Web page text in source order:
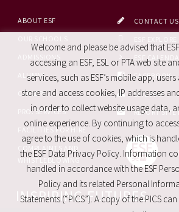
ABOUT ESF
ALUMNI
CAREERS
PRO. SERVICES
FACILITIES FOR HIRE
CONTACT US
ESF
FACEBOOK
SITE MAP
REPORT SITE
INSPIRING FUTURES
Welcome and please be advised that
accessing an ESF, ESL or PTA web site
services, such as ESF’s mobile app,
store and access cookies, IP addresses
in order to collect website usage data,
online experience. By continuing to
agree to the use of cookies, which is
the ESF Data Privacy Policy. Information
handled in accordance with the ESF
Policy and its related Personal
Statements (“PICS”). A copy of the PICS